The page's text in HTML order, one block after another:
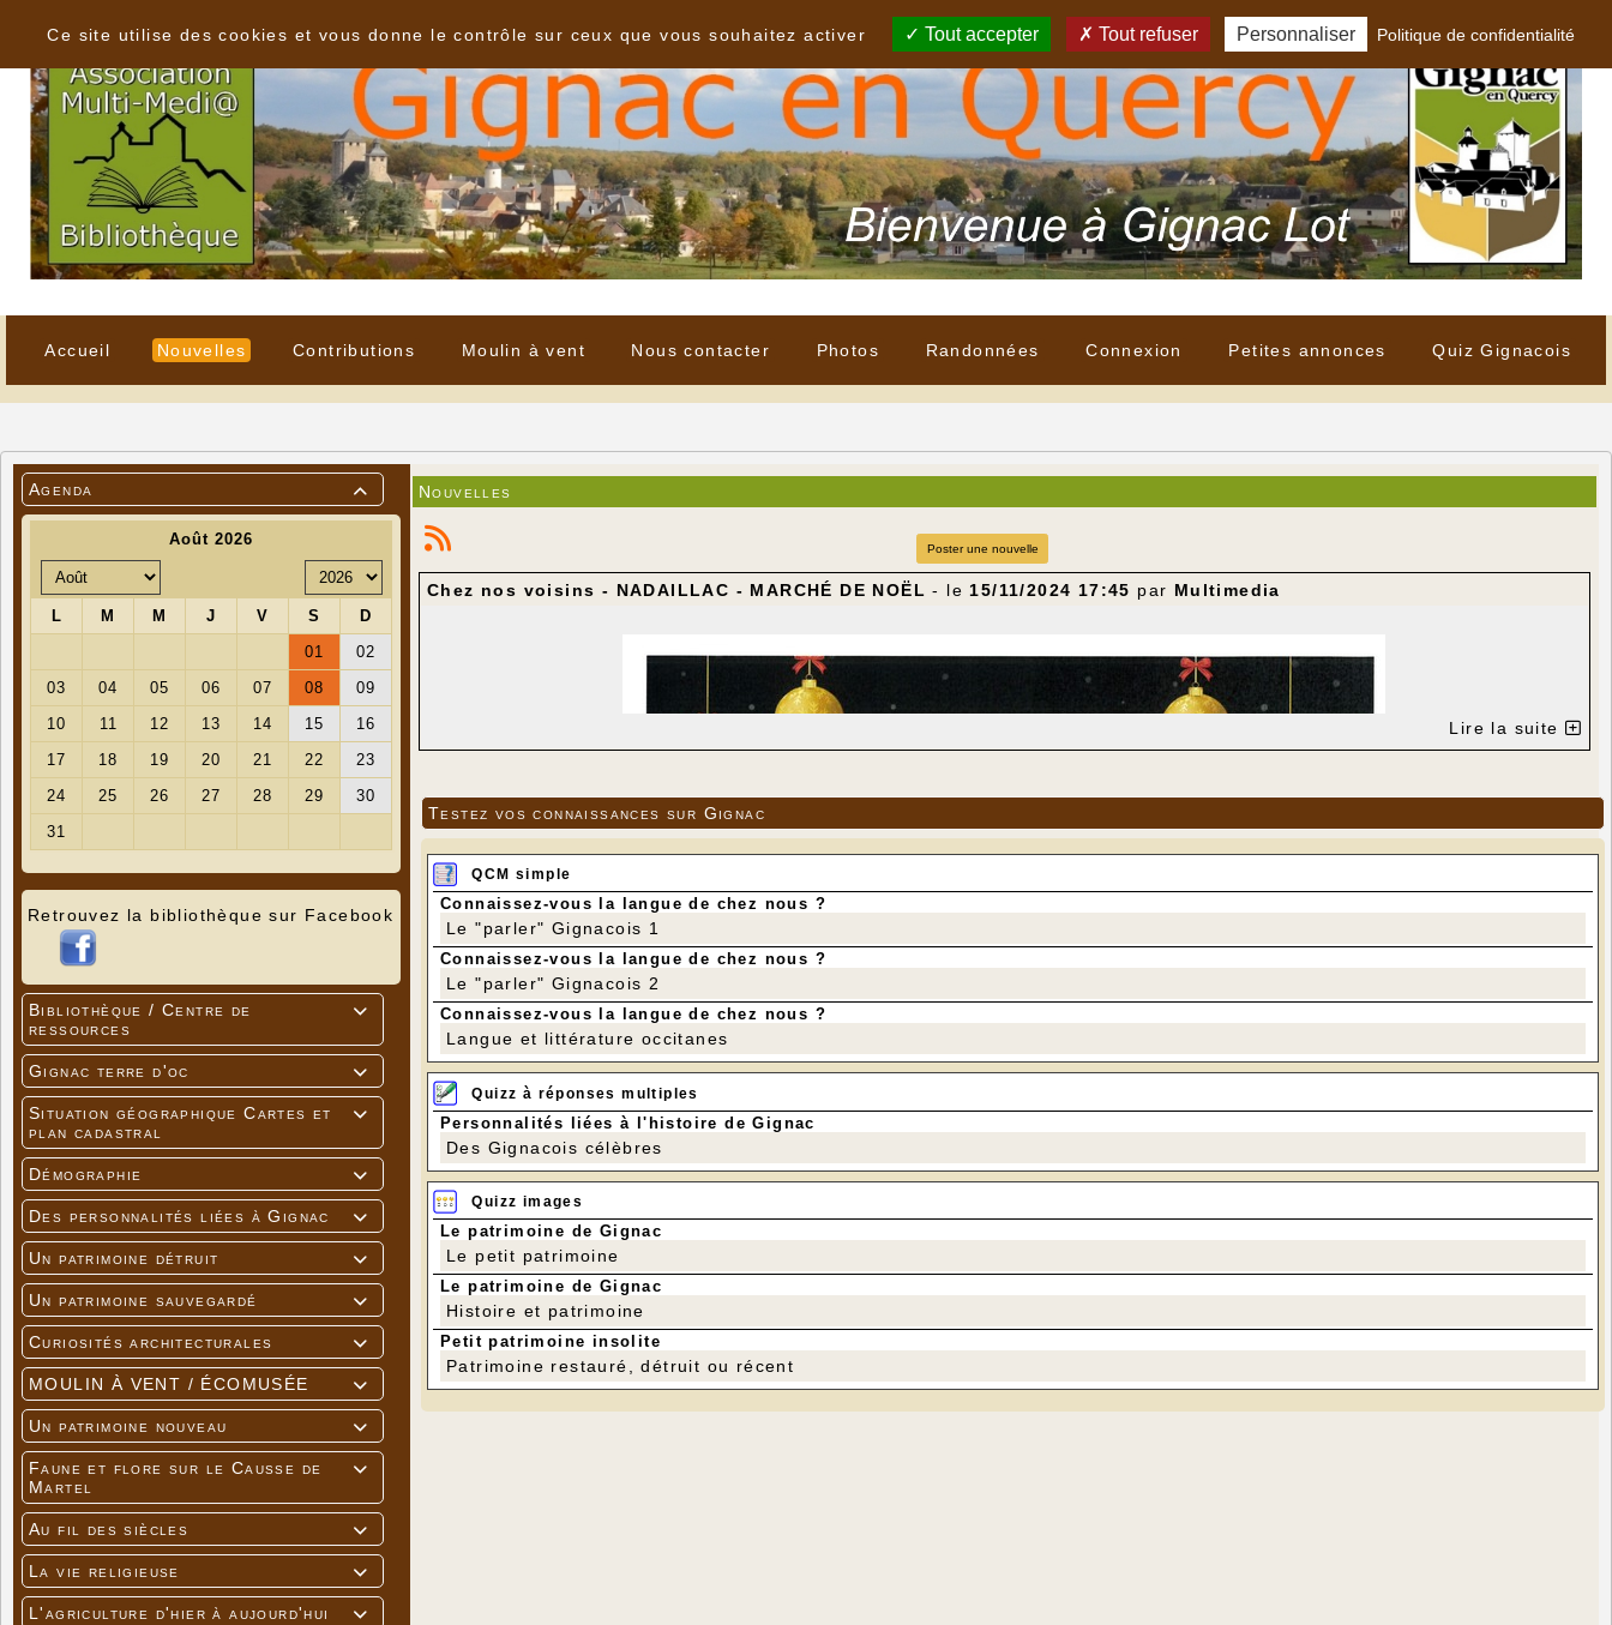
Accueil Nouvelles Contributions Moulin à vent Nous contacter Photos Randonnées Connexion Petites annonces Quiz Gignacois

Agenda
Retrouvez la bibliothèque sur Facebook

Bibliothèque / Centre de
ressources

Gignac terre d'oc

Situation géographique Cartes et
plan cadastral

Démographie

Des personnalités liées à Gignac

Un patrimoine détruit

Un patrimoine sauvegardé

Curiosités architecturales

MOULIN À VENT / ÉCOMUSÉE

Un patrimoine nouveau

Faune et flore sur le Causse de
Martel

Au fil des siècles

La vie religieuse

L'agriculture d'hier à aujourd'hui
Nouvelles
Poster une nouvelle
Chez nos voisins - NADAILLAC - MARCHÉ DE NOËL - le 15/11/2024 17:45 par Multimedia
Lire la suite
Testez vos connaissances sur Gignac
QCM simple
Connaissez-vous la langue de chez nous ?
Le "parler" Gignacois 1
Connaissez-vous la langue de chez nous ?
Le "parler" Gignacois 2
Connaissez-vous la langue de chez nous ?
Langue et littérature occitanes
Quizz à réponses multiples
Personnalités liées à l'histoire de Gignac
Des Gignacois célèbres
Quizz images
Le patrimoine de Gignac
Le petit patrimoine
Le patrimoine de Gignac
Histoire et patrimoine
Petit patrimoine insolite
Patrimoine restauré, détruit ou récent
Ce site utilise des cookies et vous donne le contrôle sur ceux que vous souhaitez activer
Tout accepter Tout refuser Personnaliser Politique de confidentialité